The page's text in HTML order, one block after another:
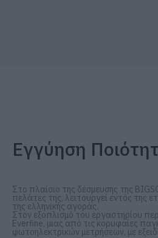
Εγγύηση
Στο πλαίσιο της δέσμευσης της
πελάτες της, λειτουργεί εντός της
της ελληνικής αγοράς.
Στον εξοπλισμό του εργαστηρίου
Everfine, μιας από τις κορυφαίες
φωτοηλεκτρικών μετρήσεων, με